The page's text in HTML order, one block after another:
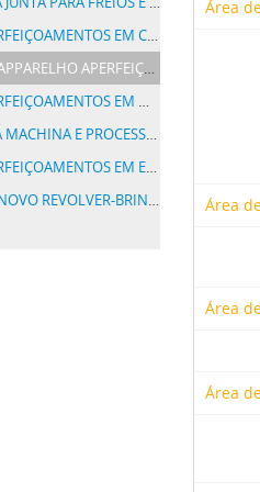
EM CAPSULAS PARA A OBTURAÇÃO DE GARRAFAS
PARA A PURIFICAÇÃO DE GAZES
EM MACHINAS DE VARRER RUAS
DE VIDRO COMPRIMIDOS E SOPRADOS, TAES COMO JARROS E OUTROS RECIPIENTES
EM ESPINGARDAS E METRALHADORAS
BRINQUEDO SEM PROJECTIL E MUNIÇÃO
Área
Área
Área
Área